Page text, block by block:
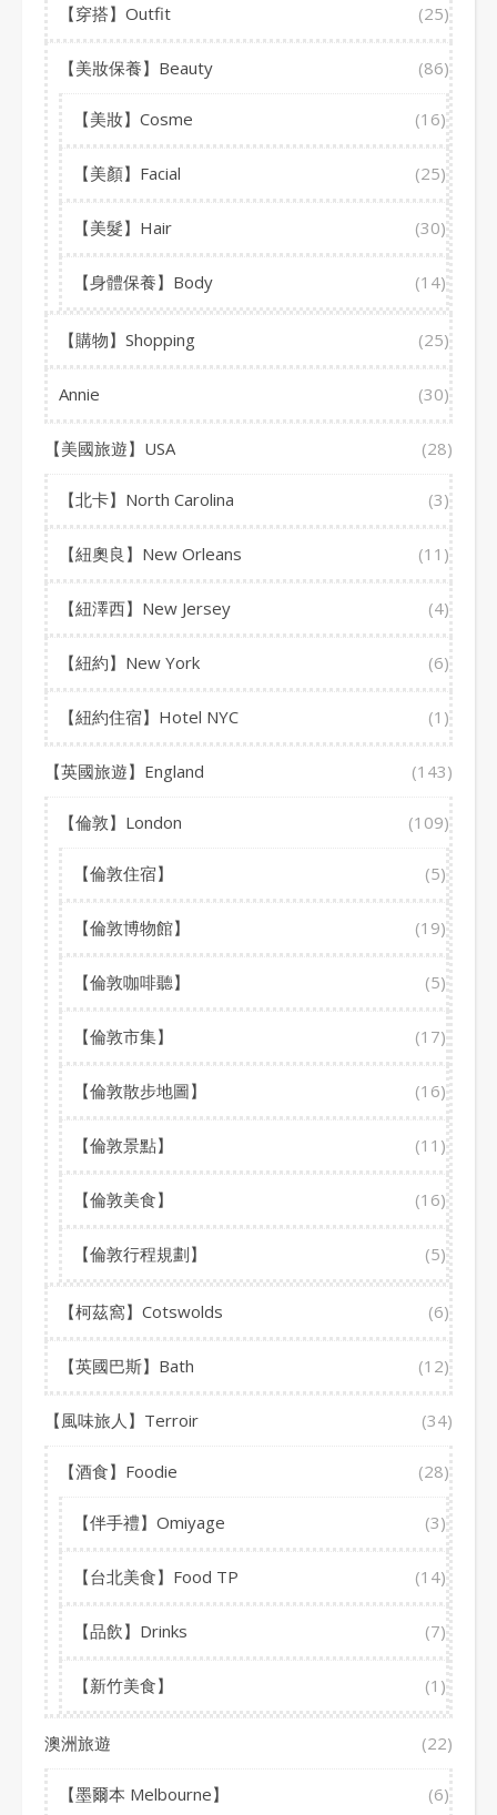
【穿搭】Outfit (25)
【美妝保養】Beauty (86)
【美妝】Cosme (16)
【美顏】Facial (25)
【美髮】Hair (30)
【身體保養】Body (14)
【購物】Shopping (25)
Annie (30)
【美國旅遊】USA (28)
【北卡】North Carolina (3)
【紐奧良】New Orleans (11)
【紐澤西】New Jersey (4)
【紐約】New York (6)
【紐約住宿】Hotel NYC (1)
【英國旅遊】England (143)
【倫敦】London (109)
【倫敦住宿】 (5)
【倫敦博物館】 (19)
【倫敦咖啡聽】 (5)
【倫敦市集】 (17)
【倫敦散步地圖】 (16)
【倫敦景點】 (11)
【倫敦美食】 (16)
【倫敦行程規劃】 (5)
【柯茲窩】Cotswolds (6)
【英國巴斯】Bath (12)
【風味旅人】Terroir (34)
【酒食】Foodie (28)
【伴手禮】Omiyage (3)
【台北美食】Food TP (14)
【品飲】Drinks (7)
【新竹美食】 (1)
澳洲旅遊 (22)
【墨爾本 Melbourne】 (6)